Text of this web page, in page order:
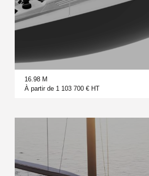
16.98 M
À partir de 1 103 700 € HT